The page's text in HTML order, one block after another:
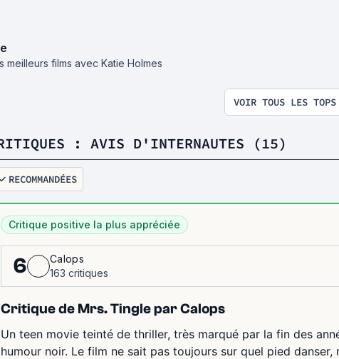
e
meilleurs films avec Katie Holmes
VOIR TOUS LES TOPS
: AVIS D'INTERNAUTES (15)
RECOMMANDÉES
Critique positive la plus appréciée
6
Calops
163 critiques
Critique de Mrs. Tingle par Calops
Un teen movie teinté de thriller, très marqué par la fin des
humour noir. Le film ne sait pas toujours sur quel pied